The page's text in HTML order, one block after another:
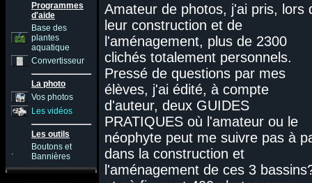
Programmes
d'aide
Base des
plantes
aquatique
Convertisseur
La photo
Vos photos
Les vidéos
Les outils
.
Boutons et
Bannières
Amateur de photos, j'ai pris, lors
leur construction et de
l'aménagement, plus de 2300
clichés totalement personnels.
Pressé de questions par mes
élèves, j'ai édité, à compte
d'auteur, deux GUIDES
PRATIQUES où l'amateur ou le
néophyte peut me suivre pas à
dans la construction et
l'aménagement de ces 3